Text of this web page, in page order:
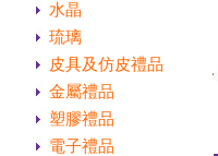
水晶
琉璃
皮具及仿皮禮品
金屬禮品
塑膠禮品
電子禮品